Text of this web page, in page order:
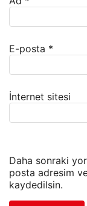
E-posta *
İnternet sitesi
Daha sonraki
posta adresim
kaydedilsin.